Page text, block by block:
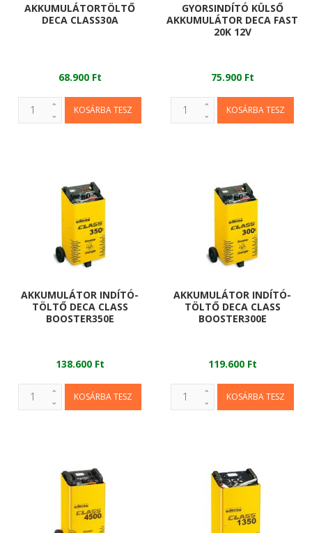
AKKUMULÁTORTÖLTŐ
DECA CLASS30A
68.900 Ft
GYORSINDÍTÓ KÜLSŐ
AKKUMULÁTOR DECA FAST
20K 12V
75.900 Ft
AKKUMULÁTOR INDÍTÓ-
TÖLTŐ DECA CLASS
BOOSTER350E
138.600 Ft
AKKUMULÁTOR INDÍTÓ-
TÖLTŐ DECA CLASS
BOOSTER300E
119.600 Ft